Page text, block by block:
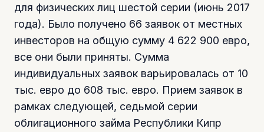
для физических лиц шестой серии (июнь 2017
года). Было получено 66 заявок от местных
инвесторов на общую сумму 4 622 900 евро,
все они были приняты. Сумма
индивидуальных заявок варьировалась от 10
тыс. евро до 608 тыс. евро. Прием заявок в
рамках следующей, седьмой серии
облигационного займа Республики Кипр